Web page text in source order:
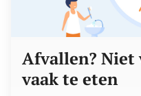
Afvallen? Niet
vaak te eten